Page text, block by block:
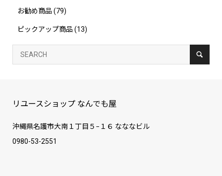
お勧め商品 (79)
ピックアップ商品 (13)
リユースショップ なんでも屋
沖縄県名護市大南１丁目５−１６ なななビル
0980-53-2551